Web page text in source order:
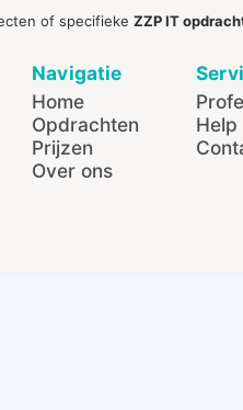
of specifieke ZZP IT
Navigatie
Home
Opdrachten
Prijzen
Over ons
Help